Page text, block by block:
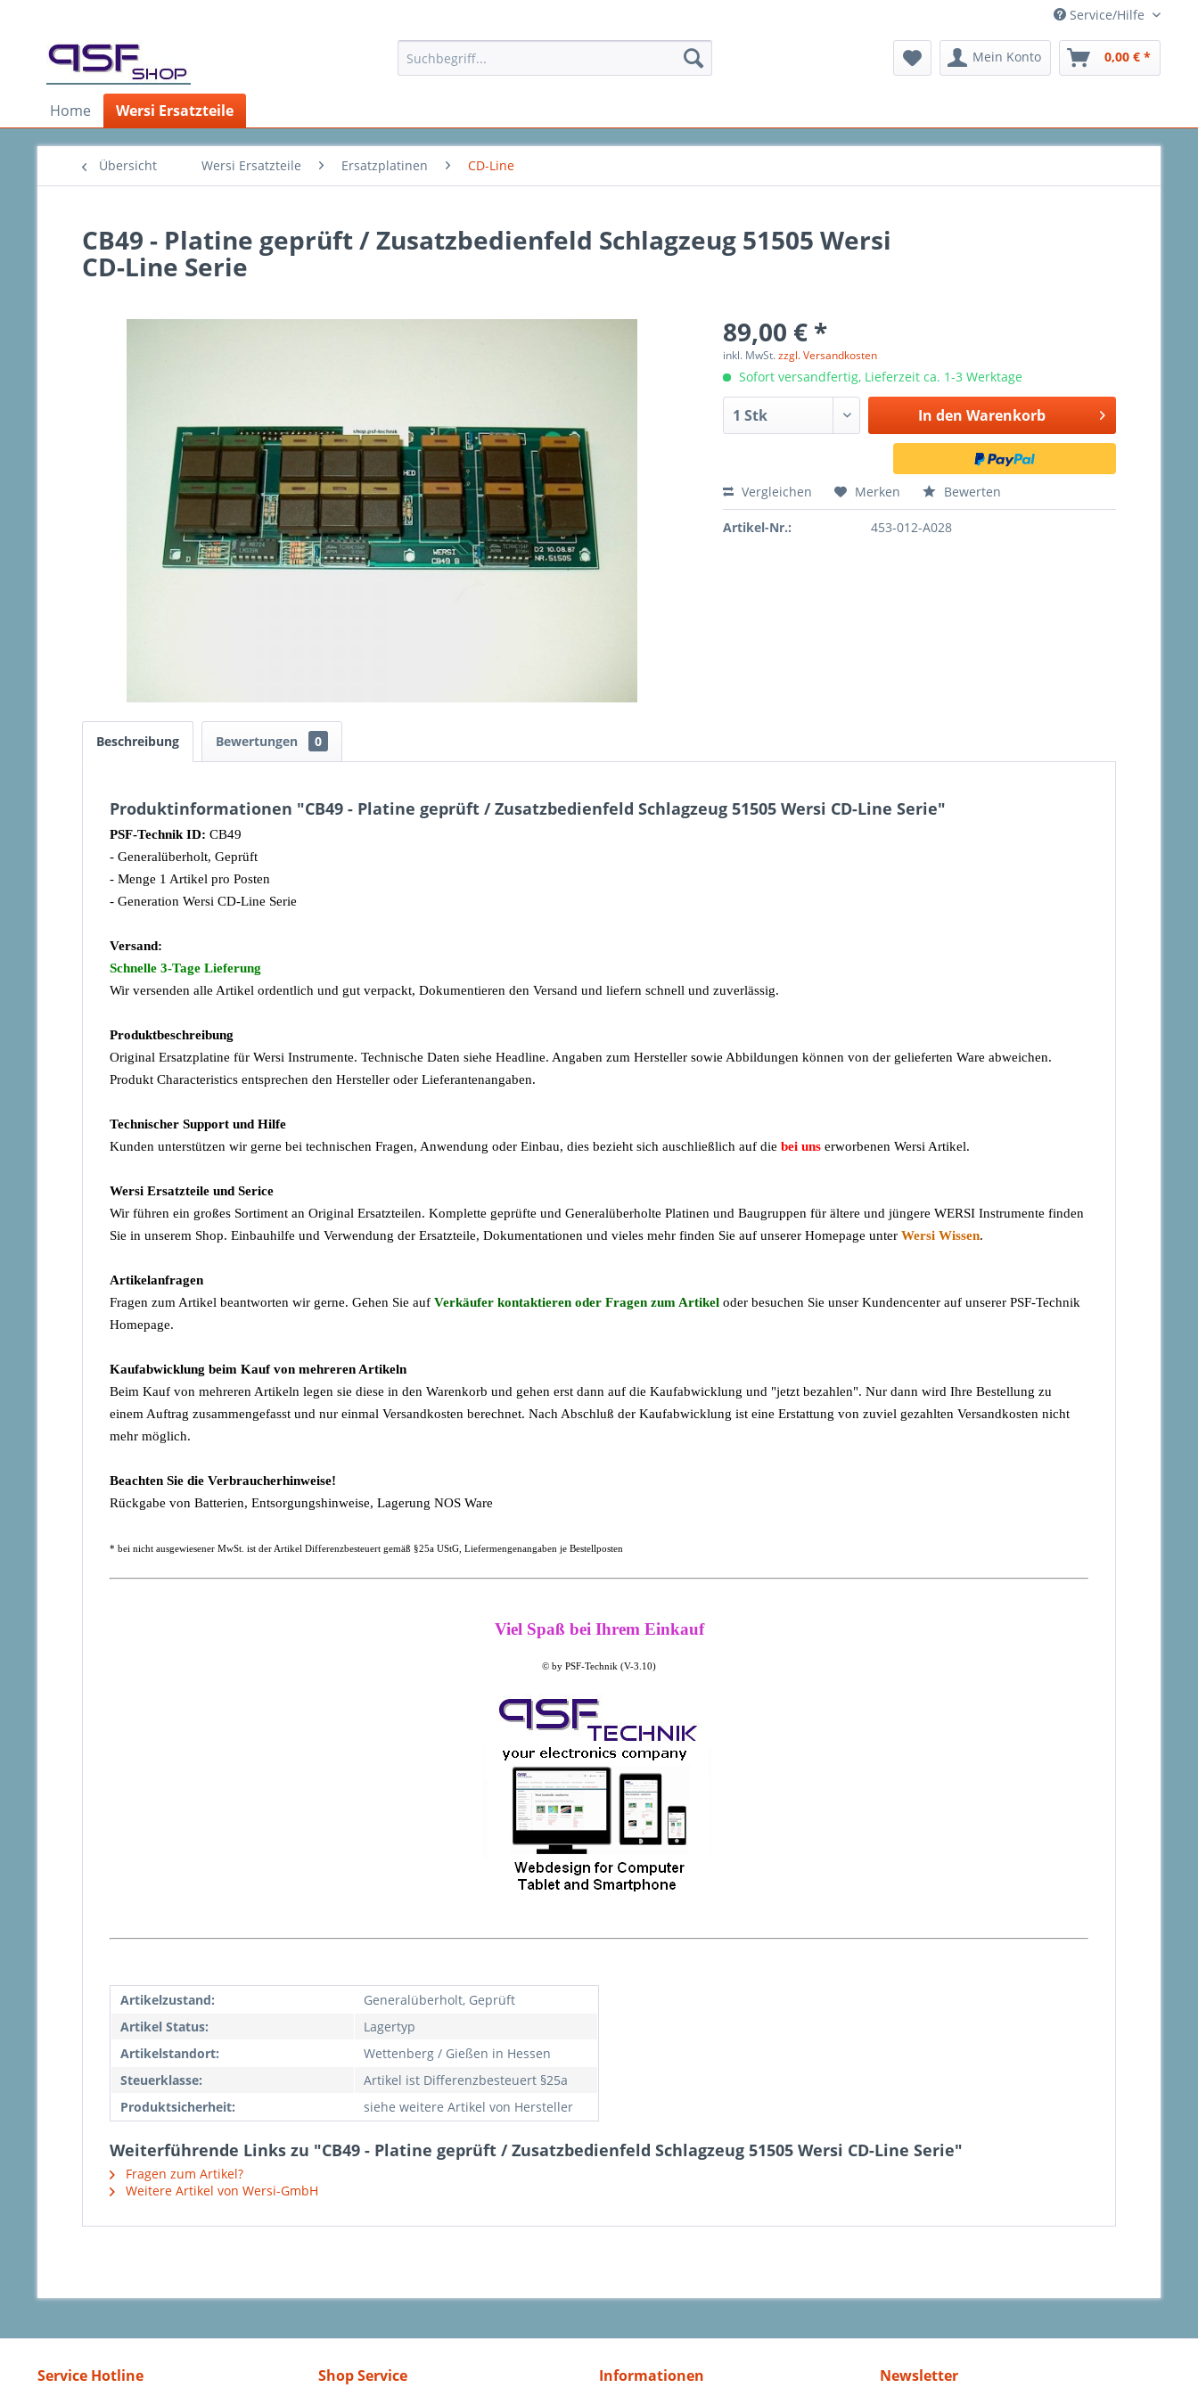
Service/Hilfe
Mein Konto 0,00 € *
Home Wersi Ersatzteile
Übersicht Wersi Ersatzteile Ersatzplatinen CD-Line
CB49 - Platine geprüft / Zusatzbedienfeld Schlagzeug 51505 Wersi
CD-Line Serie
89,00 € *
inkl. MwSt.zzgl. Versandkosten
Sofort versandfertig, Lieferzeit ca. 1-3 Werktage
In den Warenkorb
Vergleichen Merken Bewerten
Artikel-Nr.: 453-012-A028
Beschreibung Bewertungen 0
Produktinformationen "CB49 - Platine geprüft / Zusatzbedienfeld Schlagzeug 51505 Wersi CD-Line Serie"
PSF-Technik ID: CB49
- Generalüberholt, Geprüft
- Menge 1 Artikel pro Posten
- Generation Wersi CD-Line Serie
Versand:
Schnelle 3-Tage Lieferung
Wir versenden alle Artikel ordentlich und gut verpackt, Dokumentieren den Versand und liefern schnell und zuverlässig.
Produktbeschreibung
Original Ersatzplatine für Wersi Instrumente. Technische Daten siehe Headline. Angaben zum Hersteller sowie Abbildungen können von der gelieferten Ware abweichen.
Produkt Characteristics entsprechen den Hersteller oder Lieferantenangaben.
Technischer Support und Hilfe
Kunden unterstützen wir gerne bei technischen Fragen, Anwendung oder Einbau, dies bezieht sich auschließlich auf die bei uns erworbenen Wersi Artikel.
Wersi Ersatzteile und Serice
Wir führen ein großes Sortiment an Original Ersatzteilen. Komplette geprüfte und Generalüberholte Platinen und Baugruppen für ältere und jüngere WERSI Instrumente finden
Sie in unserem Shop. Einbauhilfe und Verwendung der Ersatzteile, Dokumentationen und vieles mehr finden Sie auf unserer Homepage unter Wersi Wissen.
Artikelanfragen
Fragen zum Artikel beantworten wir gerne. Gehen Sie auf Verkäufer kontaktieren oder Fragen zum Artikel oder besuchen Sie unser Kundencenter auf unserer PSF-Technik
Homepage.
Kaufabwicklung beim Kauf von mehreren Artikeln
Beim Kauf von mehreren Artikeln legen sie diese in den Warenkorb und gehen erst dann auf die Kaufabwicklung und "jetzt bezahlen". Nur dann wird Ihre Bestellung zu
einem Auftrag zusammengefasst und nur einmal Versandkosten berechnet. Nach Abschluß der Kaufabwicklung ist eine Erstattung von zuviel gezahlten Versandkosten nicht
mehr möglich.
Beachten Sie die Verbraucherhinweise!
Rückgabe von Batterien, Entsorgungshinweise, Lagerung NOS Ware
* bei nicht ausgewiesener MwSt. ist der Artikel Differenzbesteuert gemäß §25a UStG, Liefermengenangaben je Bestellposten
Viel Spaß bei Ihrem Einkauf
© by PSF-Technik (V-3.10)
Artikelzustand:
Generalüberholt, Geprüft
Artikel Status:
Lagertyp
Artikelstandort:
Wettenberg / Gießen in Hessen
Steuerklasse:
Artikel ist Differenzbesteuert §25a
Produktsicherheit:
siehe weitere Artikel von Hersteller
Weiterführende Links zu "CB49 - Platine geprüft / Zusatzbedienfeld Schlagzeug 51505 Wersi CD-Line Serie"
Fragen zum Artikel?
Weitere Artikel von Wersi-GmbH
Service Hotline Shop Service Informationen Newsletter